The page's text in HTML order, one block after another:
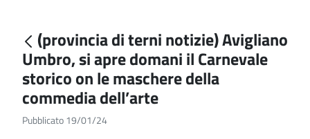
(provincia di terni notizie) Avigliano
Umbro, si apre domani il Carnevale
storico on le maschere della
commedia dell’arte
Pubblicato 19/01/24